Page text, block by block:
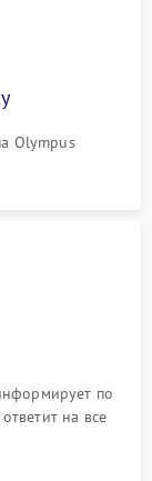
Olympus
по
на все